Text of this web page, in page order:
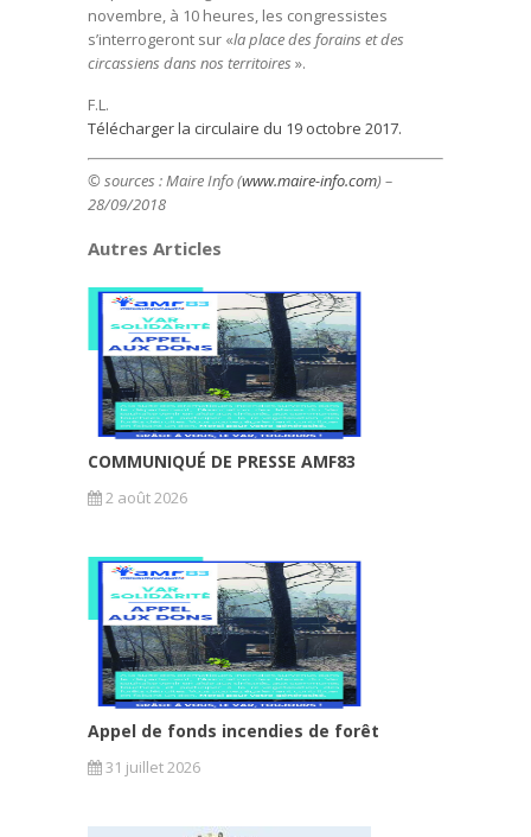
novembre, à 10 heures, les congressistes
s’interrogeront sur «la place des forains et des
circassiens dans nos territoires ».
F.L.
Télécharger la circulaire du 19 octobre 2017.
© sources : Maire Info (www.maire-info.com) –
28/09/2018
Autres Articles
COMMUNIQUÉ DE PRESSE AMF83
2 août 2026
Appel de fonds incendies de forêt
31 juillet 2026